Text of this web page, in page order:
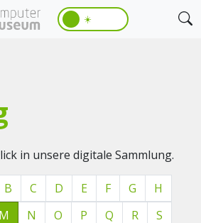
☀️
in unsere digitale Sammlung.
B C D E F G
H
M N O P Q R
S